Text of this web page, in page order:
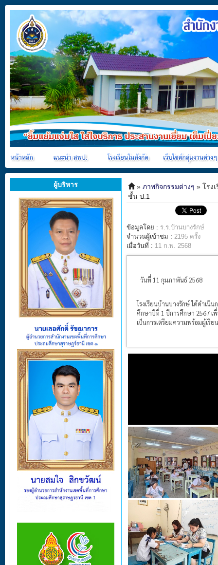
ผู้บริหาร » ภาพกิจกรรมต่างๆ » โรง
ชั้น ป.1
ข้อมูลโดย : ร.ร.บ้านบางรักษ์
จำนวนผู้เข้าชม : 2195 ครั้ง
เมื่อวันที่ : 11 ก.พ. 2568
วันที่ 11 กุมภาพันธ์ 2568
โรงเรียนบ้านบางรักษ์ ได้ดำเนิ
ศึกษาปีที่ 1 ปีการศึกษา 2567 เ
เป็นการเตรียมความพร้อมผู้เรี